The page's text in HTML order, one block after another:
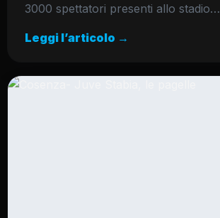
3000 spettatori presenti allo stadio…
Leggi l’articolo →